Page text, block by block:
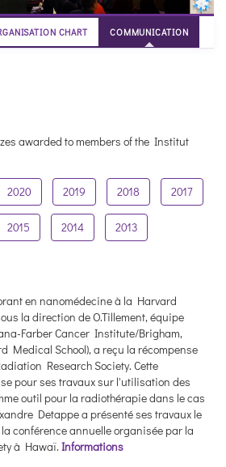
CHART COMMUNICATION
awarded to members of the Institut
2020 2019 2018 2017
2015 2014 2013
en nanomédecine à la Harvard
la direction de O.Tillement, équipe
Farber Cancer Institute/Brigham,
Medical School), a reçu la récompense
Research Society. Cette
pour ses travaux sur l'utilisation des
outil pour la radiothérapie dans le cas
Detappe a présenté ses travaux le
conférence annuelle organisée par la
à Hawaï. Informations